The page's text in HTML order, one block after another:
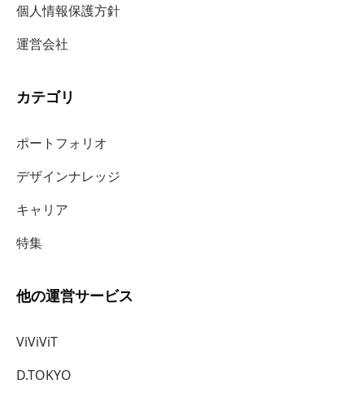
個人情報保護方針
運営会社
カテゴリ
ポートフォリオ
デザインナレッジ
キャリア
特集
他の運営サービス
ViViViT
D.TOKYO